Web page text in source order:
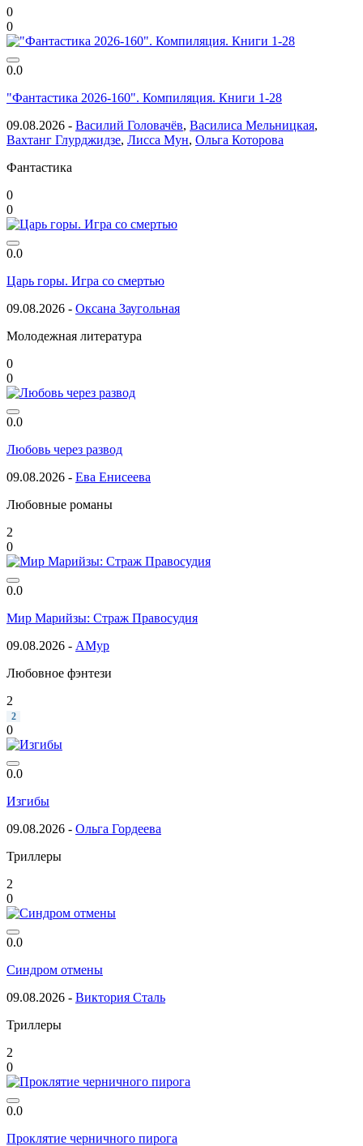
0
0
0.0
"Фантастика 2026-160". Компиляция. Книги 1-28
09.08.2026 - Василий Головачёв, Василиса Мельницкая,
Вахтанг Глурджидзе, Лисса Мун, Ольга Которова
Фантастика
0
0
0.0
Царь горы. Игра со смертью
09.08.2026 - Оксана Заугольная
Молодежная литература
0
0
0.0
Любовь через развод
09.08.2026 - Ева Енисеева
Любовные романы
2
0
0.0
Мир Марийзы: Страж Правосудия
09.08.2026 - АМур
Любовное фэнтези
2
2
0
0.0
Изгибы
09.08.2026 - Ольга Гордеева
Триллеры
2
0
0.0
Синдром отмены
09.08.2026 - Виктория Сталь
Триллеры
2
0
0.0
Проклятие черничного пирога